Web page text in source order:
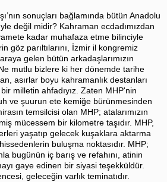
sonuçları bağlamında bütün Anadolu
değil midir? Kahraman ecdadımızdan
kadar muhafaza etme bilinciyle
göz parıltılarını, İzmir il kongremiz
gelen bütün arkadaşlarımızın
mutlu bizlere ki her dönemde tarihe
asırlar boyu kahramanlık destanları
milletin ahfadıyız. Zaten MHP'nin
ve şuurun ete kemiğe bürünmesinden
temsilcisi olan MHP; atalarımızın
mücessem bir kilometre taşıdır. MHP,
yaşatıp gelecek kuşaklara aktarma
buluşma noktasıdır. MHP;
bugünün iç barış ve refahını, atinin
gaye edinen bir siyasi teşekküldür.
geleceğin varlık teminatıdır.